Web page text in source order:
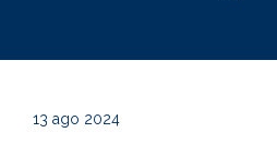
13 ago 2024